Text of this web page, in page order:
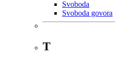
Svoboda
Svoboda govora
T